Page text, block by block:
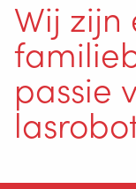
Wij zijn
passie